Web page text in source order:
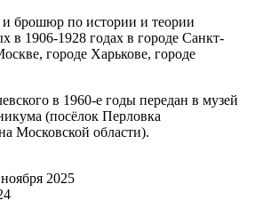
и брошюр по истории и теории
в 1906-1928 годах в городе Санкт-
городе Харькове, городе
в 1960-е годы передан в музей
(посёлок Перловка
Московской области).
2025